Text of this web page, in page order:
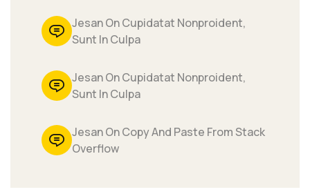
Jesan On Cupidatat Nonproident,
Sunt In Culpa
Jesan On Cupidatat Nonproident,
Sunt In Culpa
Jesan On Copy And Paste From Stack
Overflow